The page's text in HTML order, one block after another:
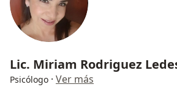
Lic. Miriam Rodriguez
Psicólogo · Ver más